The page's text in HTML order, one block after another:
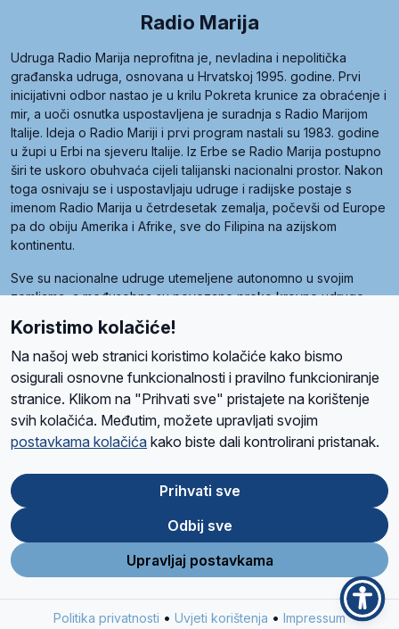
Radio Marija
Udruga Radio Marija neprofitna je, nevladina i nepolitička
građanska udruga, osnovana u Hrvatskoj 1995. godine. Prvi
inicijativni odbor nastao je u krilu Pokreta krunice za obraćenje i
mir, a uoči osnutka uspostavljena je suradnja s Radio Marijom
Italije. Ideja o Radio Mariji i prvi program nastali su 1983. godine
u župi u Erbi na sjeveru Italije. Iz Erbe se Radio Marija postupno
širi te uskoro obuhvaća cijeli talijanski nacionalni prostor. Nakon
toga osnivaju se i uspostavljaju udruge i radijske postaje s
imenom Radio Marija u četrdesetak zemalja, počevši od Europe
pa do obiju Amerika i Afrike, sve do Filipina na azijskom
kontinentu.
Sve su nacionalne udruge utemeljene autonomno u svojim
zemljama, a međusobna su povezane preko krovne udruge
Radio Maria). Svjetsku obitelj utemeljilo je sedam članica, među
kojima je i hrvatska Udruga Radio Marija.
O namaRadio ProgramVolonteriPrijateljiKontaktPravila privatnosti
Ova stranica je zaštićena Google reCAPTCHA sustavom
Store
Google
Play
Koristimo kolačiće!
Na našoj web stranici koristimo kolačiće kako bismo
osigurali osnovne funkcionalnosti i pravilno funkcioniranje
stranice. Klikom na "Prihvati sve" pristajete na korištenje
svih kolačića. Međutim, možete upravljati svojim
postavkama kolačića kako biste dali kontrolirani pristanak.
Prihvati sve
Odbij sve
Upravljaj postavkama
Politika privatnosti • Uvjeti korištenja • Impressum